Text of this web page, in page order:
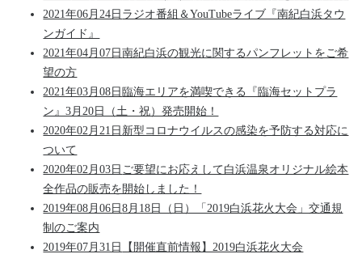
2021年06月24日 ラジオ番組＆YouTubeライブ『南紀白浜タウ
ンガイド』
2021年04月07日南紀白浜の観光に関するパンフレットをご希
望の方
2021年03月08日 臨海エリアを満喫できる『臨海セットプラ
ン』3月20日（土・祝）発売開始！
2020年02月21日 新型コロナウイルスの感染を予防する対応に
ついて
2020年02月03日 ご要望にお応えして白浜温泉オリジナル絵本
全作品の販売を開始しました！
2019年08月06日8月18日（日）「2019白浜花火大会」交通規
制のご案内
2019年07月31日
【開催直前情報】2019白浜花火大会